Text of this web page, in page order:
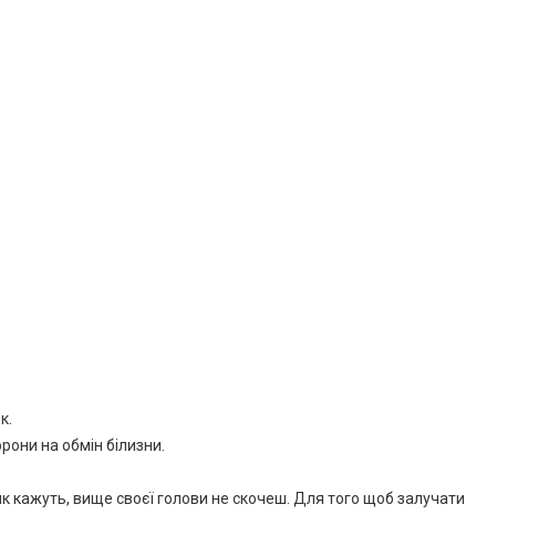
на обмін білизни.
кажуть, вище своєї голови не скочеш. Для того щоб залучати